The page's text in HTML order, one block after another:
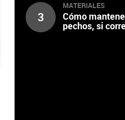
3
MATERIALES
Cómo
pechos, si